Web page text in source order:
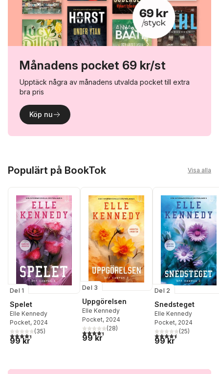
Månadens pocket 69 kr/st
Upptäck några av månadens utvalda pocket till extra
bra pris
Köp nu
Populärt på BookTok Visa alla
Del 1
Spelet
Elle Kennedy
Pocket, 2024
4,4utav 5 stjärnor. Totalt antal röster:
(35)
99 kr
Del 3
Uppgörelsen
Elle Kennedy
Pocket, 2024
4,4utav 5 stjärnor. Totalt antal röster:
(28)
99 kr
Del 2
Snedsteget
Elle Kennedy
Pocket, 2024
4,5utav 5 stjärnor.
(25)
99 kr